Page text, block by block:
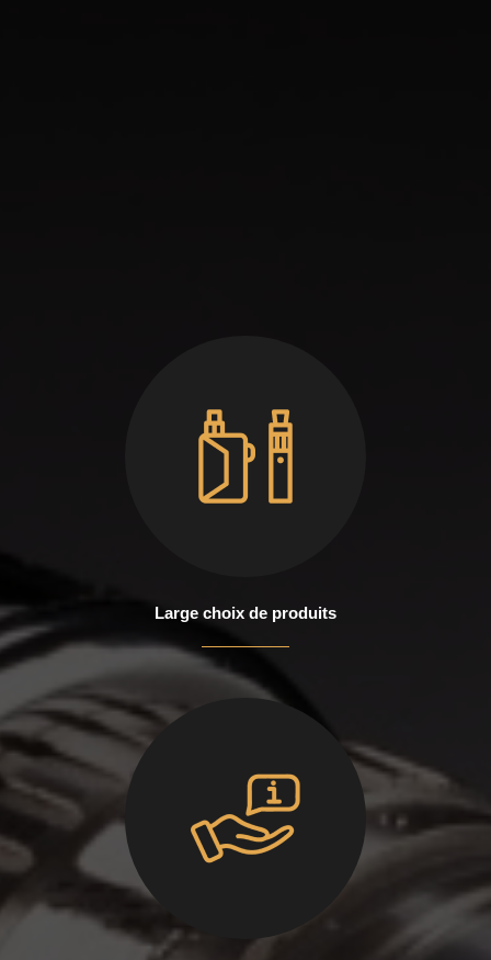
Large choix de produits